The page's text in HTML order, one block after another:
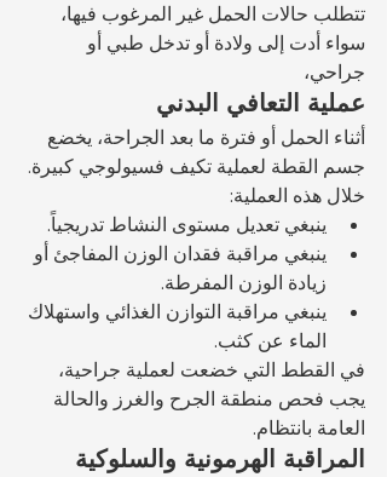
تتطلب حالات الحمل غير المرغوب فيها،
سواء أدت إلى ولادة أو تدخل طبي أو
جراحي،
عملية التعافي البدني
أثناء الحمل أو فترة ما بعد الجراحة، يخضع
جسم القطة لعملية تكيف فسيولوجي كبيرة.
خلال هذه العملية:
ينبغي تعديل مستوى النشاط تدريجياً.
ينبغي مراقبة فقدان الوزن المفاجئ أو
زيادة الوزن المفرطة.
ينبغي مراقبة التوازن الغذائي واستهلاك
الماء عن كثب.
في القطط التي خضعت لعملية جراحية،
يجب فحص منطقة الجرح والغرز والحالة
العامة بانتظام.
المراقبة الهرمونية والسلوكية